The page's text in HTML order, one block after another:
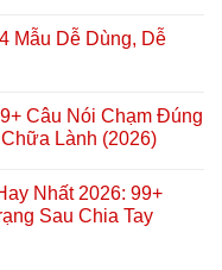
Mẫu Dễ Dùng, Dễ
Câu Nói Chạm Đúng
Lành (2026)
Nhất 2026: 99+
Sau Chia Tay